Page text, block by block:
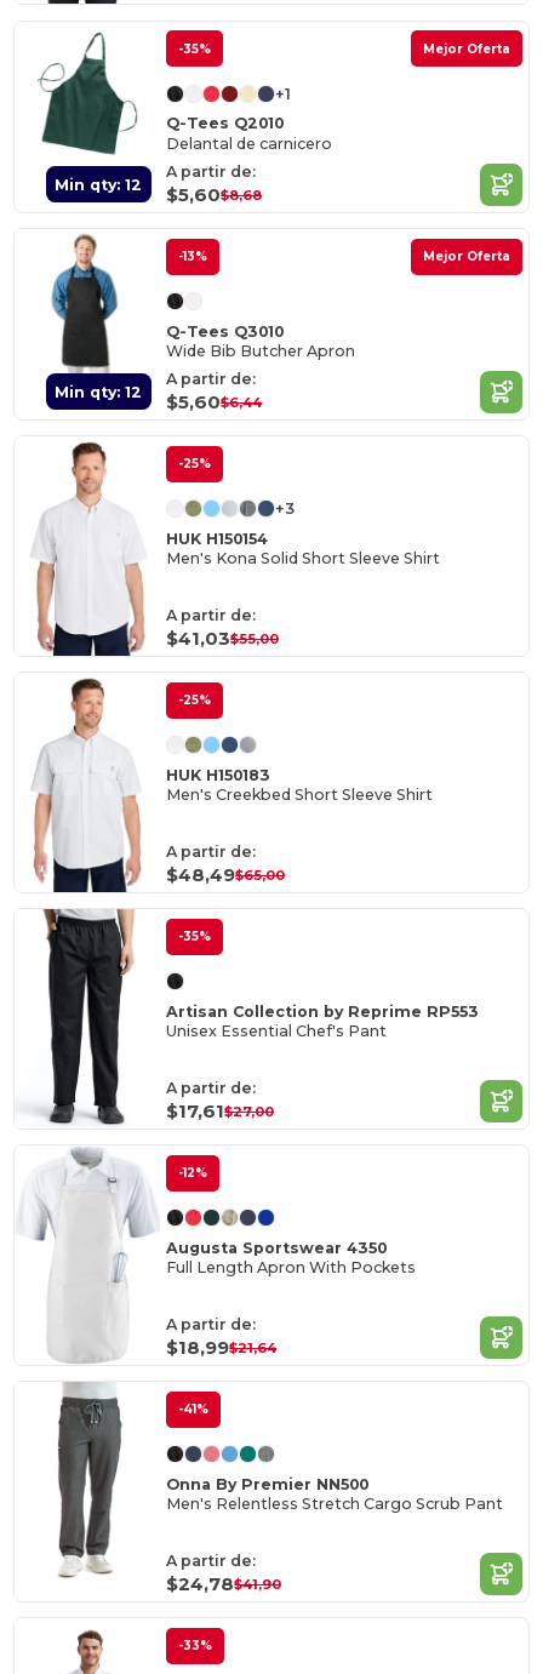
Min qty: 12
-35% Mejor Oferta
+1
Q-Tees Q2010
Delantal de carnicero
A partir de:
$5,60$8,68
Min qty: 12
-13% Mejor Oferta
Q-Tees Q3010
Wide Bib Butcher Apron
A partir de:
$5,60$6,44
-25%
+3
HUK H150154
Men's Kona Solid Short Sleeve Shirt
A partir de:
$41,03$55,00
-25%
HUK H150183
Men's Creekbed Short Sleeve Shirt
A partir de:
$48,49$65,00
-35%
Artisan Collection by Reprime RP553
Unisex Essential Chef's Pant
A partir de:
$17,61$27,00
-12%
Augusta Sportswear 4350
Full Length Apron With Pockets
A partir de:
$18,99$21,64
-41%
Onna By Premier NN500
Men's Relentless Stretch Cargo Scrub Pant
A partir de:
$24,78$41,90
-33%